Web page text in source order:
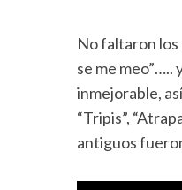
No faltaron los
se me
inmejorable,
“Tripis”,
antiguos